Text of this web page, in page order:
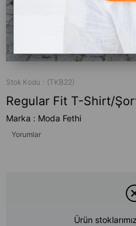
Stok Kodu (TKB22)
Regular Fit T-Shirt/
Marka : Moda Fethi
Yorumlar
Ürün